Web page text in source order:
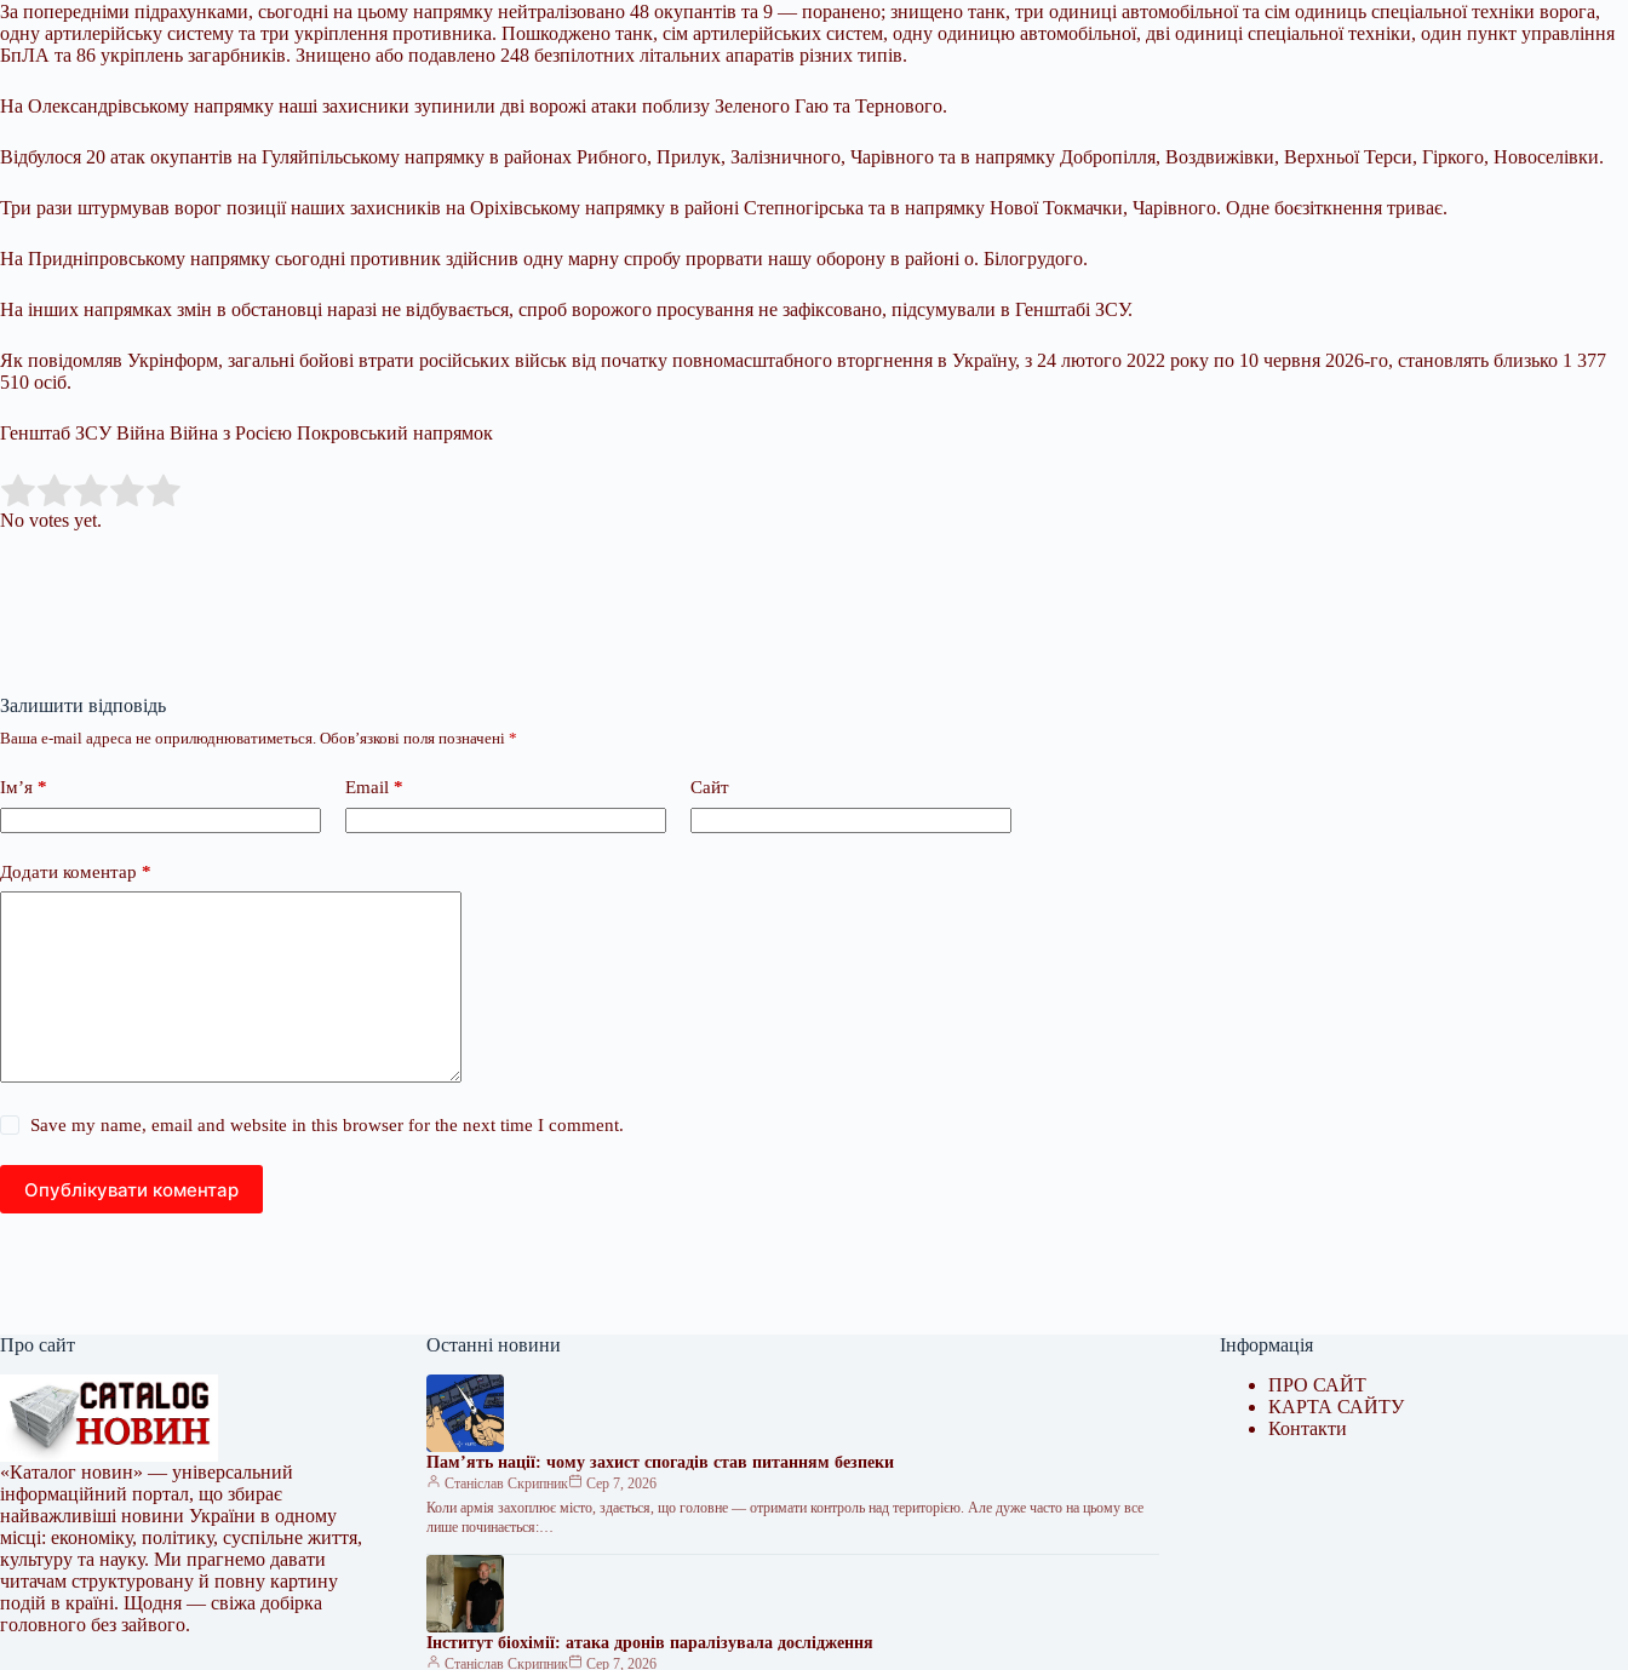
За попередніми підрахунками, сьогодні на цьому напрямку нейтралізовано 48 окупантів та 9 — поранено; знищено танк, три одиниці автомобільної та сім одиниць спеціальної техніки ворога,
одну артилерійську систему та три укріплення противника. Пошкоджено танк, сім артилерійських систем, одну одиницю автомобільної, дві одиниці спеціальної техніки, один пункт управління
БпЛА та 86 укріплень загарбників. Знищено або подавлено 248 безпілотних літальних апаратів різних типів.
На Олександрівському напрямку наші захисники зупинили дві ворожі атаки поблизу Зеленого Гаю та Тернового.
Відбулося 20 атак окупантів на Гуляйпільському напрямку в районах Рибного, Прилук, Залізничного, Чарівного та в напрямку Добропілля, Воздвижівки, Верхньої Терси, Гіркого, Новоселівки.
Три рази штурмував ворог позиції наших захисників на Оріхівському напрямку в районі Степногірська та в напрямку Нової Токмачки, Чарівного. Одне боєзіткнення триває.
На Придніпровському напрямку сьогодні противник здійснив одну марну спробу прорвати нашу оборону в районі о. Білогрудого.
На інших напрямках змін в обстановці наразі не відбувається, спроб ворожого просування не зафіксовано, підсумували в Генштабі ЗСУ.
Як повідомляв Укрінформ, загальні бойові втрати російських військ від початку повномасштабного вторгнення в Україну, з 24 лютого 2022 року по 10 червня 2026-го, становлять близько 1 377
510 осіб.
Генштаб ЗСУ Війна Війна з Росією Покровський напрямок
Rate this item:
No votes yet.
Залишити відповідь
Ваша e-mail адреса не оприлюднюватиметься. Обов’язкові поля позначені *
Ім’я * Email * Сайт
Додати коментар *
Save my name, email and website in this browser for the next time I comment.
Опублікувати коментар
Про сайт
«Каталог новин» — універсальний
інформаційний портал, що збирає
найважливіші новини України в одному
місці: економіку, політику, суспільне життя,
культуру та науку. Ми прагнемо давати
читачам структуровану й повну картину
подій в країні. Щодня — свіжа добірка
головного без зайвого.
Останні новини
Пам’ять нації: чому захист спогадів став питанням безпеки
Станіслав Скрипник
Сер 7, 2026
Коли армія захоплює місто, здається, що головне — отримати контроль над територією. Але дуже часто на цьому все
лише починається:…
Інститут біохімії: атака дронів паралізувала дослідження
Станіслав Скрипник Сер 7, 2026
Інформація
ПРО САЙТ
КАРТА САЙТУ
Контакти